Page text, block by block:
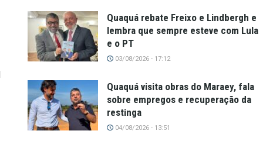
Quaquá rebate Freixo e Lindbergh e
lembra que sempre esteve com Lula
e o PT
03/08/2026 - 17:12
Quaquá visita obras do Maraey, fala
sobre empregos e recuperação da
restinga
04/08/2026 - 13:51